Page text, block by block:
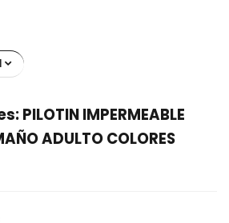
PILOTIN IMPERMEABLE
ADULTO COLORES